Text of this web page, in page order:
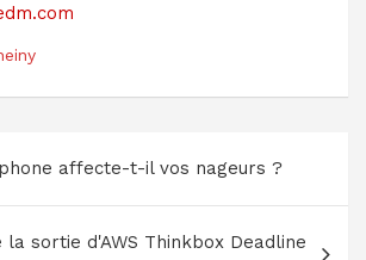
affecte-t-il vos nageurs ?
la sortie d'AWS Thinkbox Deadline